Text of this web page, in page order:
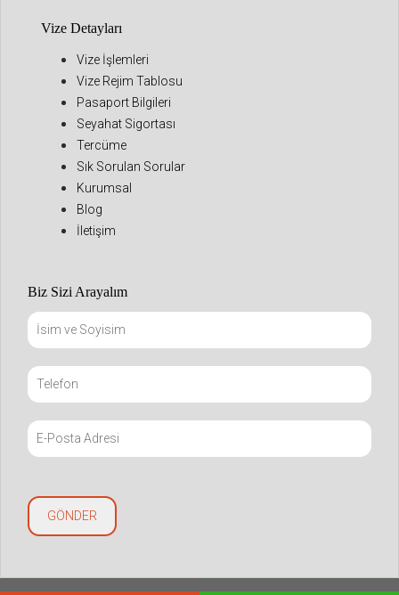
Vize Detayları
Vize İşlemleri
Vize Rejim Tablosu
Pasaport Bilgileri
Seyahat Sigortası
Tercüme
Sık Sorulan Sorular
Kurumsal
Blog
İletişim
Biz Sizi Arayalım